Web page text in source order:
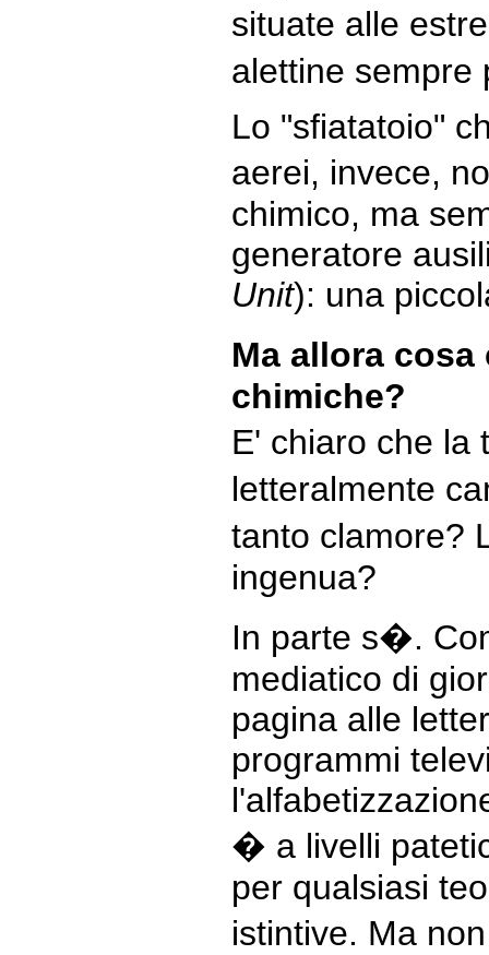
situate alle
alettine
Lo "sfiatatoio"
aerei, invece,
chimico, ma
generatore
Unit): una
Ma allora
chimiche?
E' chiaro che
letteralmente
tanto
ingenua?
In parte s�.
mediatico di
pagina alle
programmi
� a livelli
per qualsiasi
istintive. Ma